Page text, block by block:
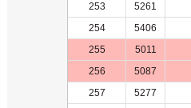
253
5261
254
5406
255
5011
256
5087
257
5277